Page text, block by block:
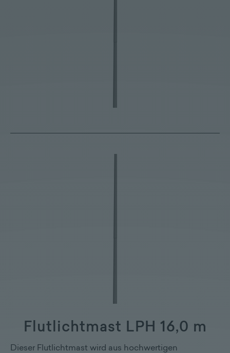
Flutlichtmast LPH 16,0 m
Dieser Flutlichtmast wird aus hochwertigen